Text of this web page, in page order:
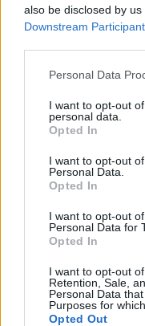
also be disclosed by
Downstream
Personal Data
I want to opt-out
personal data.
Opted In
I want to opt-out
Personal Data.
Opted In
I want to opt-out
Personal Data for
Opted In
I want to opt-out
Retention, Sale,
Personal Data
Purposes for
Opted Out
και την